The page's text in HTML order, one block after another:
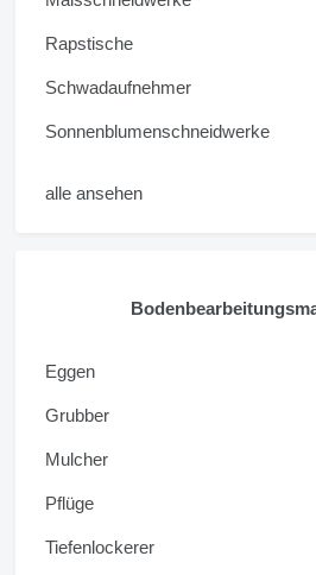
Rapstische
Schwadaufnehmer
Sonnenblumenschneidwerke
alle ansehen
Eggen
Grubber
Mulcher
Pflüge
Tiefenlockerer